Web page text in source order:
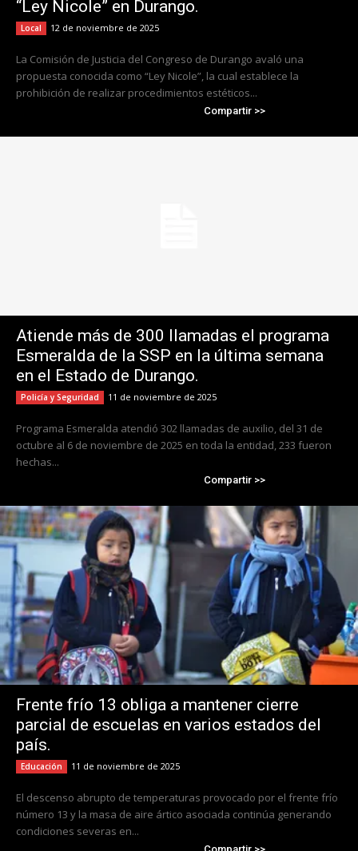
“Ley Nicole” en Durango.
Local 12 de noviembre de 2025
La Comisión de Justicia del Congreso de Durango avaló una
propuesta conocida como “Ley Nicole”, la cual establece la
prohibición de realizar procedimientos estéticos...
Compartir >>
Atiende más de 300 llamadas el programa
Esmeralda de la SSP en la última semana
en el Estado de Durango.
Policía y Seguridad 11 de noviembre de 2025
Programa Esmeralda atendió 302 llamadas de auxilio, del 31 de
octubre al 6 de noviembre de 2025 en toda la entidad, 233 fueron
hechas...
Compartir >>
Frente frío 13 obliga a mantener cierre
parcial de escuelas en varios estados del
país.
Educación 11 de noviembre de 2025
El descenso abrupto de temperaturas provocado por el frente frío
número 13 y la masa de aire ártico asociada continúa generando
condiciones severas en...